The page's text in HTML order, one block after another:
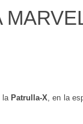
la Patrulla-X, en la